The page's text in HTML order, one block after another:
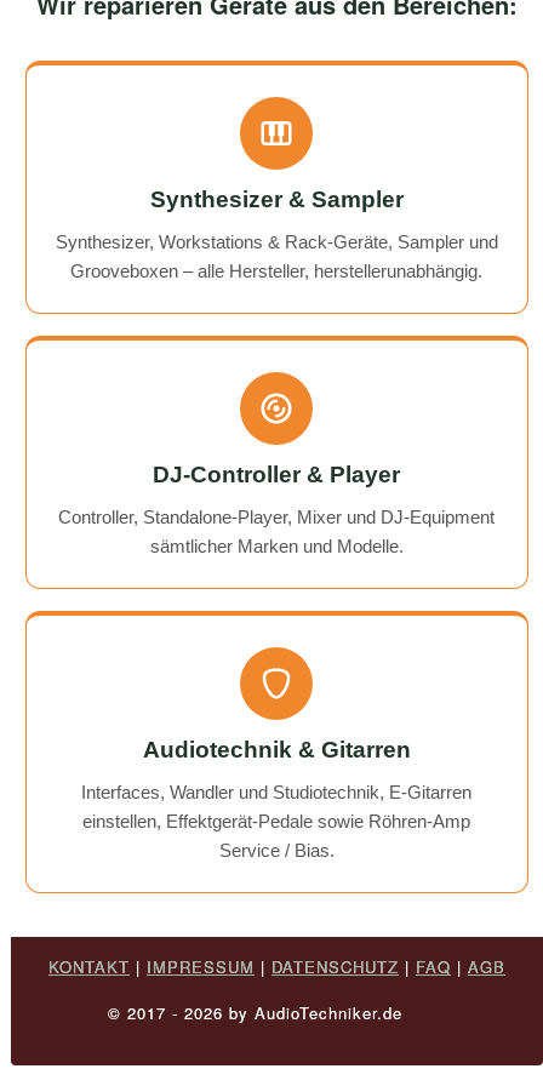
Synthesizer & Sampler
Synthesizer, Workstations & Rack-Geräte, Sampler und
Grooveboxen – alle Hersteller, herstellerunabhängig.
DJ-Controller & Player
Controller, Standalone-Player, Mixer und DJ-Equipment
sämtlicher Marken und Modelle.
Audiotechnik & Gitarren
Interfaces, Wandler und Studiotechnik, E-Gitarren
einstellen, Effektgerät-Pedale sowie Röhren-Amp
Service / Bias.
KONTAKT | IMPRESSUM | DATENSCHUTZ | FAQ | AGB
© 2017 - 2026 by AudioTechniker.de